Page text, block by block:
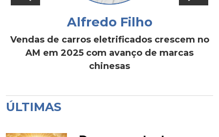
Alfredo Filho
Vendas de carros eletrificados crescem no
AM em 2025 com avanço de marcas
chinesas
ÚLTIMAS